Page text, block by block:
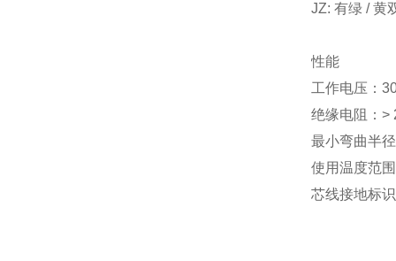
JZ: 有绿 / 黄
性能
工作电压：
绝缘电阻： >
最小弯曲半
使用温度范
芯线接地标